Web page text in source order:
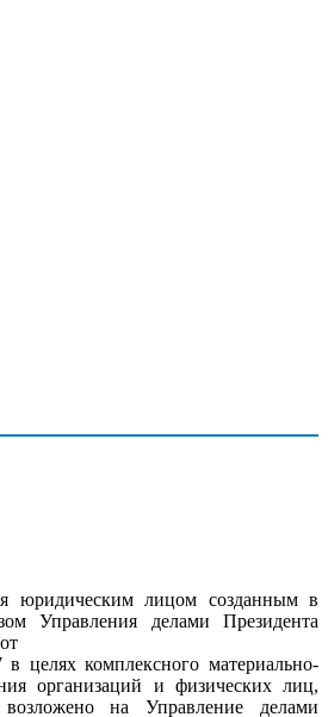
лицом созданным в
Управления делами Президента
целях комплексного материально-
организаций и физических лиц,
возложено на Управление делами